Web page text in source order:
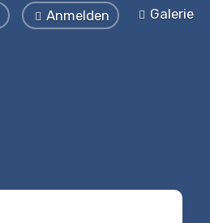
Galerie
Anmelden